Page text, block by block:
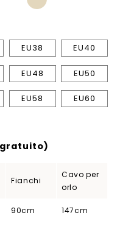
EU38 EU40
EU48 EU50
EU58 EU60
Fianchi
Cavo per
orlo
90cm 147cm